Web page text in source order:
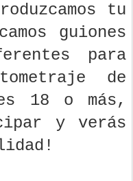
tu
guiones
para
de
18 o más,
y verás